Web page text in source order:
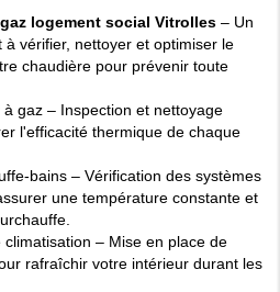
logement social Vitrolles – Un
à vérifier, nettoyer et optimiser le
chaudière pour prévenir toute
gaz – Inspection et nettoyage
l'efficacité thermique de chaque
bains – Vérification des systèmes
une température constante et
– Mise en place de
rafraîchir votre intérieur durant les